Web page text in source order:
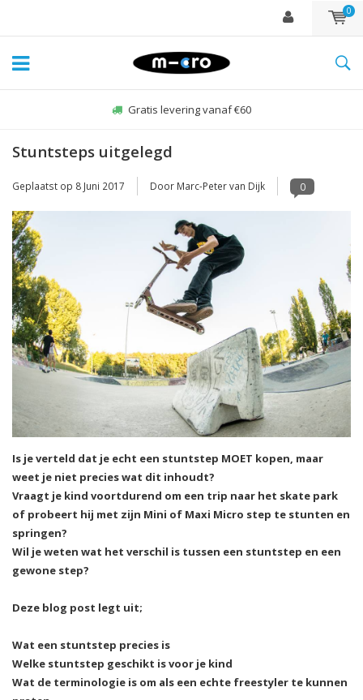
0
Stuntsteps uitgelegd
Geplaatst op 8 Juni 2017 Door Marc-Peter van Dijk 0
Is je verteld dat je echt een stuntstep MOET kopen, maar
weet je niet precies wat dit inhoudt?
Vraagt je kind voortdurend om een trip naar het skate park
of probeert hij met zijn Mini of Maxi Micro step te stunten en
springen?
Wil je weten wat het verschil is tussen een stuntstep en een
gewone step?
Deze blog post legt uit;
Wat een stuntstep precies is
Welke stuntstep geschikt is voor je kind
Wat de terminologie is om als een echte freestyler te kunnen